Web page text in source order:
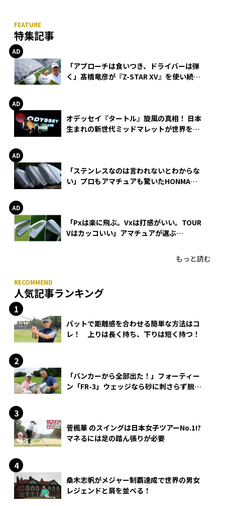
特集記事
「アプローチは食いつき、ドライバーは弾
く」髙橋竜彦が『Z-STAR XV』を使い続け
オデッセイ『タートル』旋風の真相！ 日本
生まれの新世代ミッドマレットが世界を席
「ステンレスなのは言われないとわからな
い」プロもアマチュアも驚いたHONMA
「Pxは楽に飛ぶ。Vxは打感がいい。TOUR
Vはカッコいい」アマチュアが選ぶ
もっと読む
人気記事ランキング
パットで距離感を合わせる簡単な方法はコ
レ！ 上りは長く持ち、下りは短く持つ！
「バンカーから全部出た！」フォーティー
ン「FR-3」ウェッジなら砂に刺さらず脱出
菅楓華 のスイングは日本女子ツアーNo.1!?
マネるには足の踏ん張りが必要
桑木志帆がメジャー制覇達成で世界の男女
レジェンドと肩を並べる！